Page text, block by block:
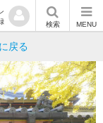
検索 MENU
戻る